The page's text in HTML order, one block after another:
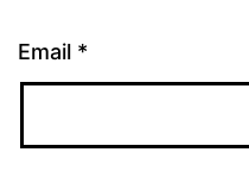
Email *